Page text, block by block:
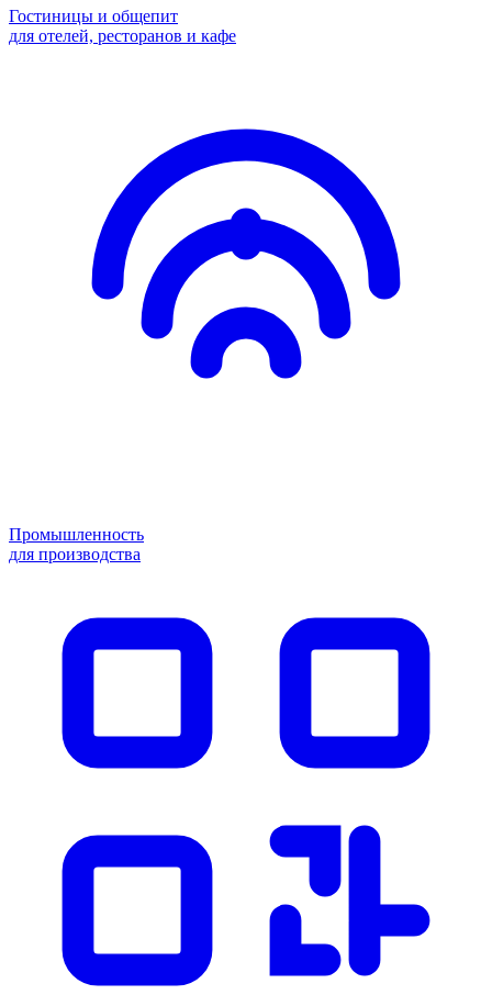
Гостиницы и общепит
для отелей, ресторанов и кафе
Промышленность
для производства